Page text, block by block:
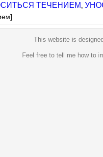
ТЕЧЕНИЕМ,
This website is
Feel free to tell me how to